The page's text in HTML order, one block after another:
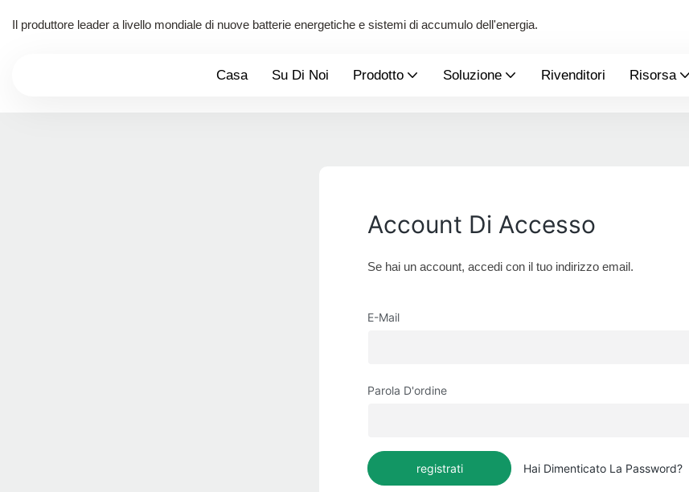
Il produttore leader a livello mondiale di nuove batterie energetiche e sistemi di accumulo dell'energia.
Casa Su Di Noi Prodotto Soluzione Rivenditori Risorsa
Account Di Accesso
Se hai un account, accedi con il tuo indirizzo email.
E-Mail
Parola D'ordine
registrati Hai Dimenticato La Password?